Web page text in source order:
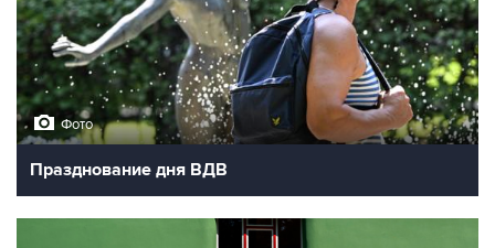
Фото
Празднование дня ВДВ